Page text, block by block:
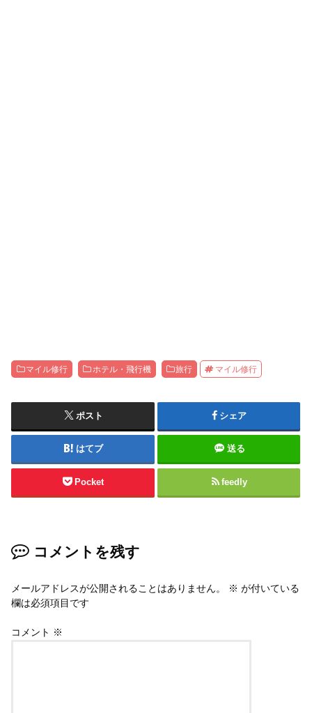
マイル修行 ホテル・飛行機 旅行 マイル修行
ポスト シェア
はてブ 送る
Pocket feedly
コメントを残す
メールアドレスが公開されることはありません。 ※ が付いている
欄は必須項目です
コメント ※